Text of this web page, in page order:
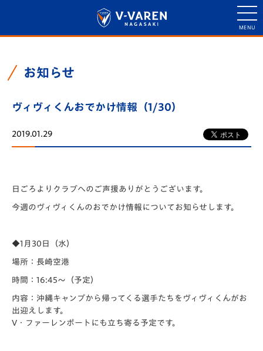
お知らせ
ヴィヴィくんおでかけ情報（1/30）
2019.01.29
日ごろよりクラブへのご声援ありがとうございます。
今週のヴィヴィくんのおでかけ情報についてお知らせします。
◆1月30日（水）
場所：長崎空港
時間：16:45～（予定）
内容：沖縄キャンプから帰ってくる選手たちをヴィヴィくんがお
出迎えします。
V・ファーレンポートにも立ち寄る予定です。